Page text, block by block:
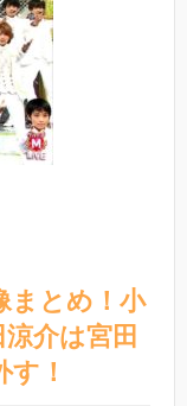
まとめ！小
介は宮田
！